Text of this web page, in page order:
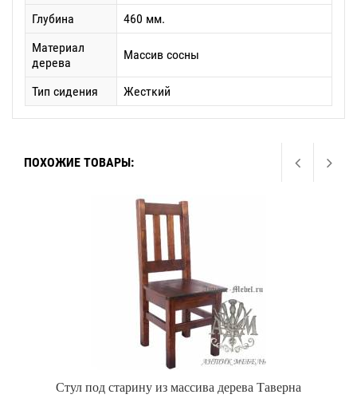
Глубина
460 мм.
Материал
дерева
Массив сосны
Тип сидения Жесткий
ПОХОЖИЕ ТОВАРЫ:
Стул под старину из массива дерева Таверна